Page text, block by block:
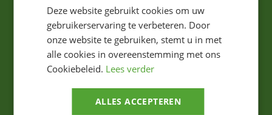
Ik ga akkoord met het privacybeleid.
Deze website gebruikt cookies om uw
gebruikerservaring te verbeteren. Door
onze website te gebruiken, stemt u in met
alle cookies in overeenstemming met ons
Cookiebeleid. Lees verder
ALLES ACCEPTEREN